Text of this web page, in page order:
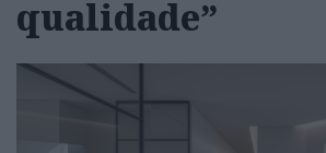
qualidade”